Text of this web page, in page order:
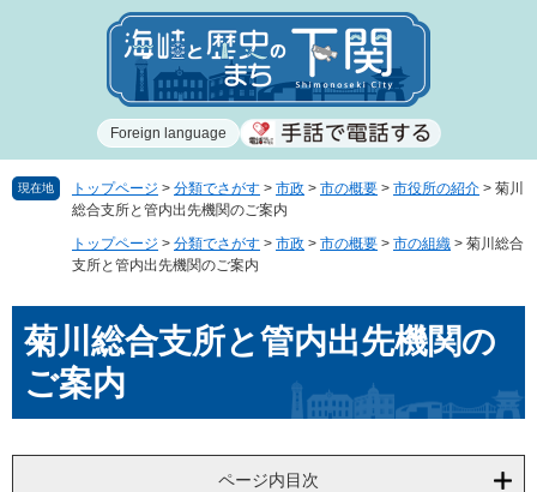
で
ば
Foreign language
現在地 トップページ > 分類でさがす > 市政 > 市の概要 > 市役所の紹介 > 菊川
総合支所と管内出先機関のご案内
トップページ > 分類でさがす > 市政 > 市の概要 > 市の組織 > 菊川総合
支所と管内出先機関のご案内
文菊川総合支所と管内出先機関の
ご案内
ページ内目次